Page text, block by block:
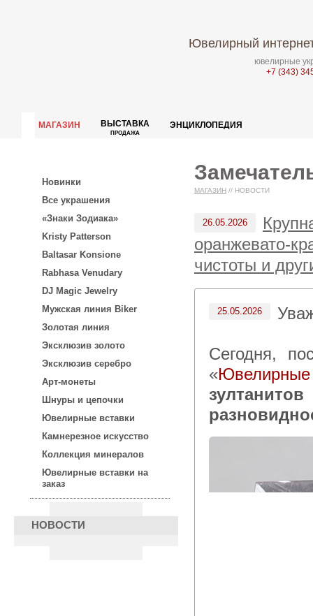
Ювелирный
ювелирные
+7 (343)
МАГАЗИН ВЫСТАВКА
ПРОДАЖА
ЭНЦИКЛОПЕДИЯ
Новинки
Все украшения
«Знаки Зодиака»
Kristy Patterson
Baltasar Konsione
Rabhasa Venudary
DJ Magic Jewelry
Мужская линия Biker
Золотая линия
Эксклюзив золото
Эксклюзив серебро
Арт-монеты
Шнуры и цепочки
Ювелирные вставки
Камнерезное искусство
Коллекция минералов
Ювелирные вставки на
заказ
НОВОСТИ
МАГАЗИН // НОВОСТИ
26.05.2026
оранжевато-
чистоты и
25.05.2026
Сегодня,
«